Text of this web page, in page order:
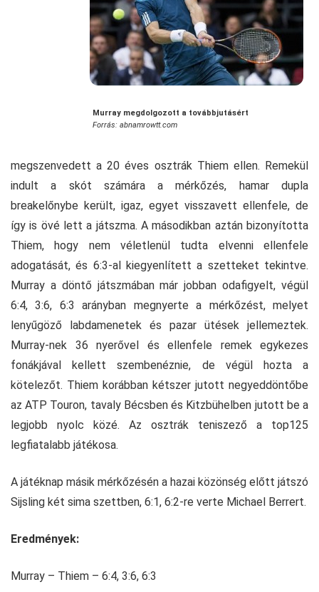
Murray megdolgozott a továbbjutásért
Forrás: abnamrowtt.com
megszenvedett a 20 éves osztrák Thiem ellen. Remekül
indult a skót számára a mérkőzés, hamar dupla
breakelőnybe került, igaz, egyet visszavett ellenfele, de
így is övé lett a játszma. A másodikban aztán bizonyította
Thiem, hogy nem véletlenül tudta elvenni ellenfele
adogatását, és 6:3-al kiegyenlített a szetteket tekintve.
Murray a döntő játszmában már jobban odafigyelt, végül
6:4, 3:6, 6:3 arányban megnyerte a mérkőzést, melyet
lenyűgöző labdamenetek és pazar ütések jellemeztek.
Murray-nek 36 nyerővel és ellenfele remek egykezes
fonákjával kellett szembenéznie, de végül hozta a
kötelezőt. Thiem korábban kétszer jutott negyeddöntőbe
az ATP Touron, tavaly Bécsben és Kitzbühelben jutott be a
legjobb nyolc közé. Az osztrák teniszező a top125
legfiatalabb játékosa.
A játéknap másik mérkőzésén a hazai közönség előtt játszó
Sijsling két sima szettben, 6:1, 6:2-re verte Michael Berrert.
Eredmények:
Murray – Thiem – 6:4, 3:6, 6:3